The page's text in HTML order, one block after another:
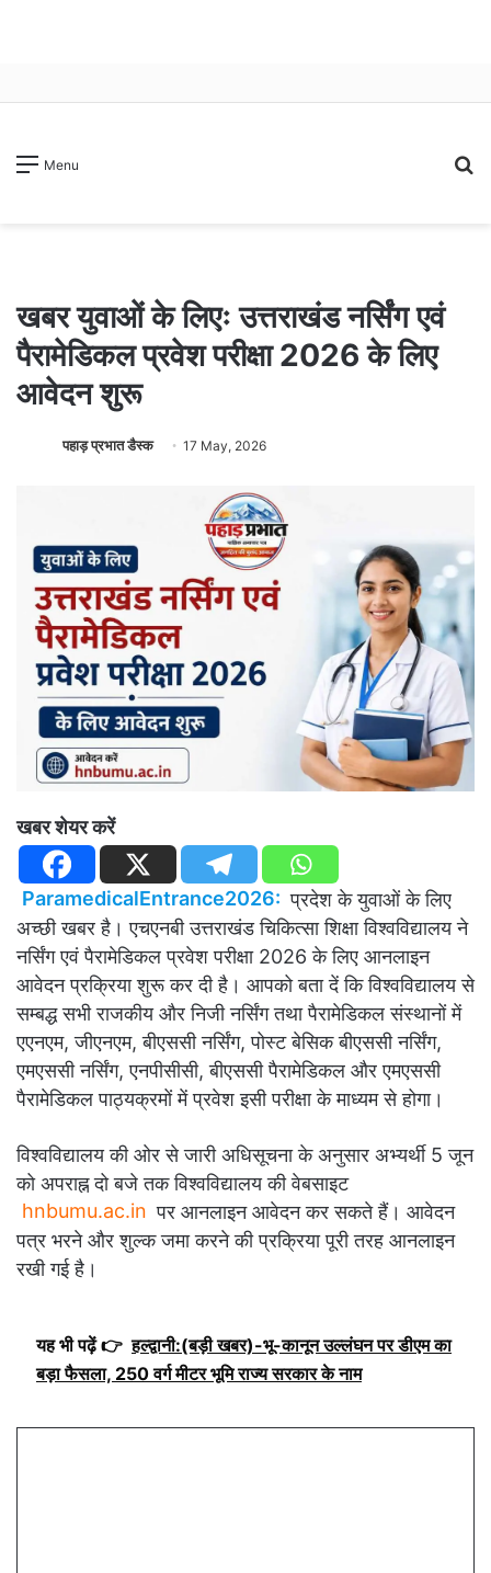
Menu
खबर युवाओं के लिएः उत्तराखंड नर्सिंग एवं
पैरामेडिकल प्रवेश परीक्षा 2026 के लिए
आवेदन शुरू
पहाड़ प्रभात डैस्क 17 May, 2026
खबर शेयर करें
ParamedicalEntrance2026: प्रदेश के युवाओं के लिए
अच्छी खबर है। एचएनबी उत्तराखंड चिकित्सा शिक्षा विश्वविद्यालय ने
नर्सिंग एवं पैरामेडिकल प्रवेश परीक्षा 2026 के लिए आनलाइन
आवेदन प्रक्रिया शुरू कर दी है। आपको बता दें कि विश्वविद्यालय से
सम्बद्ध सभी राजकीय और निजी नर्सिंग तथा पैरामेडिकल संस्थानों में
एएनएम, जीएनएम, बीएससी नर्सिंग, पोस्ट बेसिक बीएससी नर्सिंग,
एमएससी नर्सिंग, एनपीसीसी, बीएससी पैरामेडिकल और एमएससी
पैरामेडिकल पाठ्यक्रमों में प्रवेश इसी परीक्षा के माध्यम से होगा।
विश्वविद्यालय की ओर से जारी अधिसूचना के अनुसार अभ्यर्थी 5 जून
को अपराह्न दो बजे तक विश्वविद्यालय की वेबसाइट
hnbumu.ac.in पर आनलाइन आवेदन कर सकते हैं। आवेदन
पत्र भरने और शुल्क जमा करने की प्रक्रिया पूरी तरह आनलाइन
रखी गई है।
यह भी पढ़ें 👉 हल्द्वानी:(बड़ी खबर)-भू-कानून उल्लंघन पर डीएम का
बड़ा फैसला, 250 वर्ग मीटर भूमि राज्य सरकार के नाम